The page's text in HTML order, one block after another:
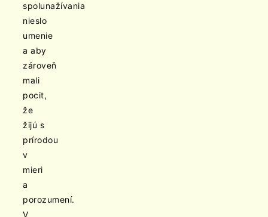
spolunažívania
nieslo
umenie
a aby
zároveň
mali
pocit,
že
žijú s
prírodou
v
mieri
a
porozumení.
V